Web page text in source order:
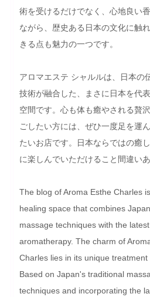
術を受けるだけでなく、心地良い
ながら、歴史ある日本の文化に触
きる点も魅力の一つです。
アロマエステ シャルルは、日本の
技術が融合した、まさに日本を代
空間です。心も体も癒やされる贅
ごしたい方には、ぜひ一度足を運
たいお店です。日本ならではの癒
に楽しんでいただけること間違いあ
The blog of Aroma Esthe Charles
healing space that combines
massage techniques with the latest
aromatherapy. The charm of
Charles lies in its unique treatment
Based on Japan's traditional
techniques and incorporating the